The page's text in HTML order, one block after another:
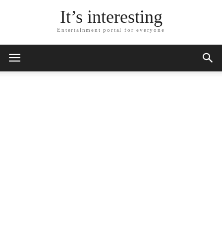
It’s interesting
Entertainment portal for everyone